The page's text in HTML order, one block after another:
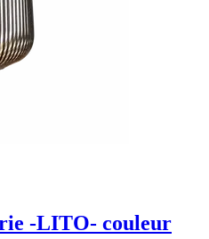
-LITO- couleur